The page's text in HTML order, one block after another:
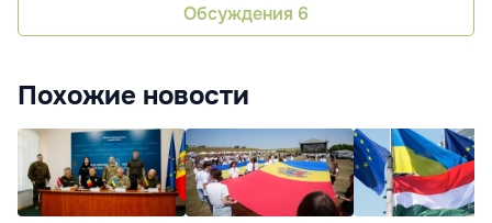
Обсуждения 6
Похожие новости